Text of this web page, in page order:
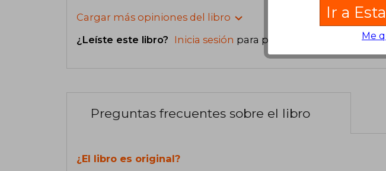
Cargar más opiniones del libro
¿Leíste este libro? Inicia sesión para poder agregar tu propia
Preguntas frecuentes sobre el libro
¿El libro es original?
Ir a
Me